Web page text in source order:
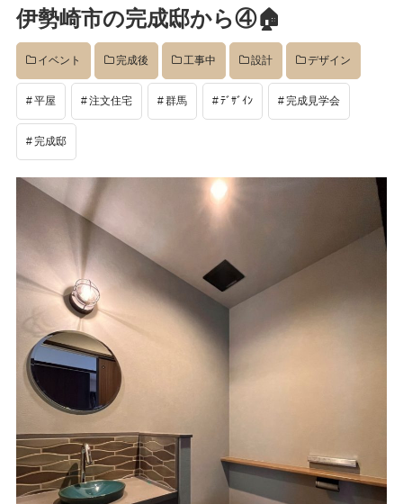
日:
伊勢崎市の完成邸から④🏠
イベント 完成後 工事中 設計 デザイン
平屋 注文住宅 群馬 ﾃﾞｻﾞｲﾝ 完成見学会
完成邸
イベント
工事中
設計
社長のコラム
デザイン